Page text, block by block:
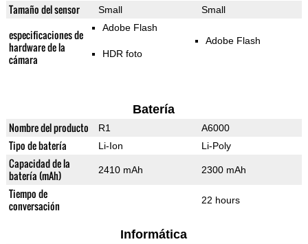
Tamaño del sensor Small Small
especificaciones de
hardware de la
cámara
Adobe Flash
HDR foto
Adobe Flash
Batería
Nombre del producto R1 A6000
Tipo de batería Li-Ion Li-Poly
Capacidad de la
batería (mAh)
2410 mAh 2300 mAh
Tiempo de
conversación
22 hours
Informática